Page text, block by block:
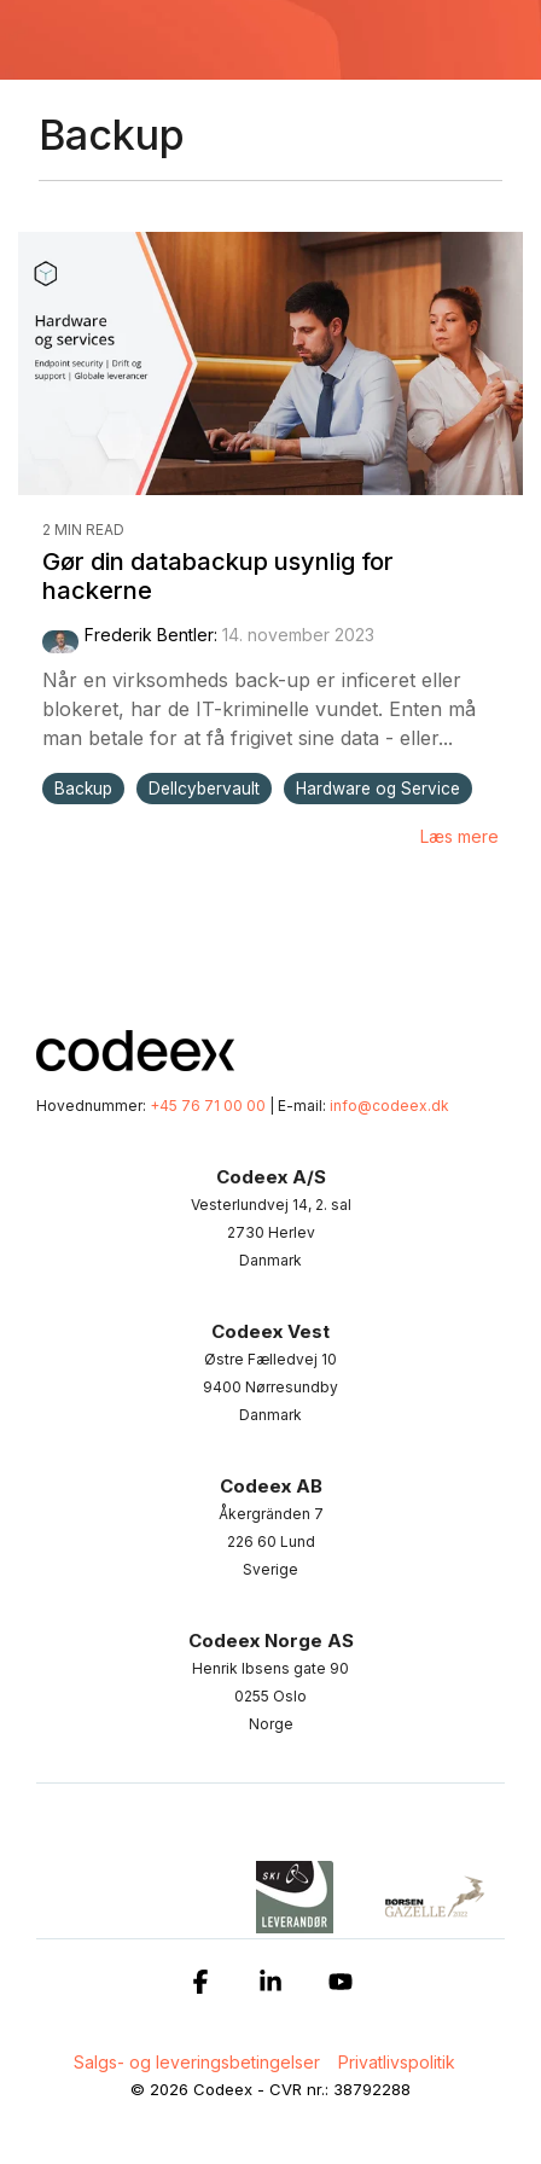
Backup
2 MIN READ
Gør din databackup usynlig for
hackerne
Frederik Bentler: 14. november 2023
Når en virksomheds back-up er inficeret eller
blokeret, har de IT-kriminelle vundet. Enten må
man betale for at få frigivet sine data - eller...
Backup Dellcybervault Hardware og Service
Læs mere
Hovednummer: +45 76 71 00 00 | E-mail: info@codeex.dk
Codeex A/S
Vesterlundvej 14, 2. sal
2730 Herlev
Danmark
Codeex Vest
Østre Fælledvej 10
9400 Nørresundby
Danmark
Codeex AB
Åkergränden 7
226 60 Lund
Sverige
Codeex Norge AS
Henrik Ibsens gate 90
0255 Oslo
Norge
Salgs- og leveringsbetingelser Privatlivspolitik
© 2026 Codeex - CVR nr.: 38792288
FacebookLinkedin